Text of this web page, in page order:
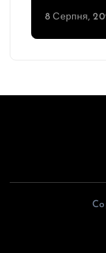
8 Серпня,